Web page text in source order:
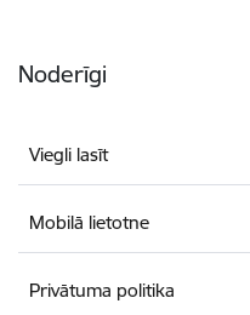
Noderīgi
Viegli lasīt
Mobilā lietotne
Privātuma politika